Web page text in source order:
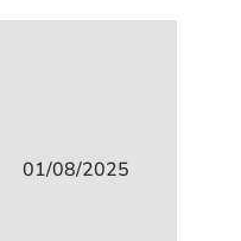
01/08/2025